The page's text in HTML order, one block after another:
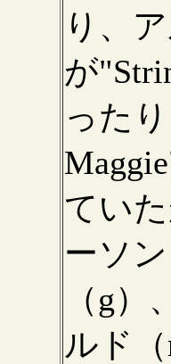
り、
が
った
てい
ーソ
（g
ルド